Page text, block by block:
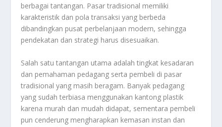
berbagai tantangan. Pasar tradisional memiliki
karakteristik dan pola transaksi yang berbeda
dibandingkan pusat perbelanjaan modern, sehingga
pendekatan dan strategi harus disesuaikan.
Salah satu tantangan utama adalah tingkat kesadaran
dan pemahaman pedagang serta pembeli di pasar
tradisional yang masih beragam. Banyak pedagang
yang sudah terbiasa menggunakan kantong plastik
karena murah dan mudah didapat, sementara pembeli
pun cenderung mengharapkan kemasan instan dan